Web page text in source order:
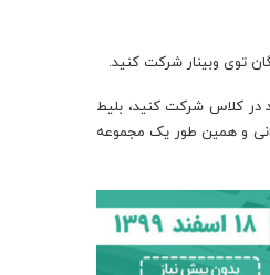
توی وبینار شرکت کنید.
در کلاس شرکت کنید، بلیط
و همین طور یک مجموعه